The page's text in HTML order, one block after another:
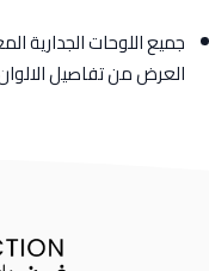
جميع اللوحات الجدارية
العرض من تفاصيل